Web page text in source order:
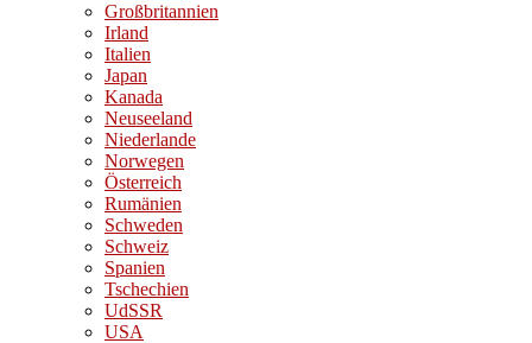
Großbritannien
Irland
Italien
Japan
Kanada
Neuseeland
Niederlande
Norwegen
Österreich
Rumänien
Schweden
Schweiz
Spanien
Tschechien
UdSSR
USA